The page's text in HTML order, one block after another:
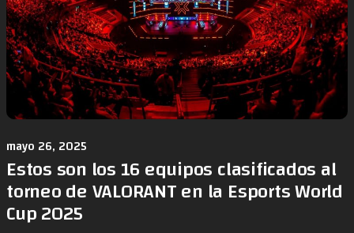
mayo 26, 2025
Estos son los 16 equipos clasificados al
torneo de VALORANT en la Esports World
Cup 2025